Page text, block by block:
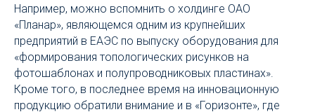
Например, можно вспомнить о холдинге ОАО
«Планар», являющемся одним из крупнейших
предприятий в ЕАЭС по выпуску оборудования для
«формирования топологических рисунков на
фотошаблонах и полупроводниковых пластинах».
Кроме того, в последнее время на инновационную
продукцию обратили внимание и в «Горизонте», где